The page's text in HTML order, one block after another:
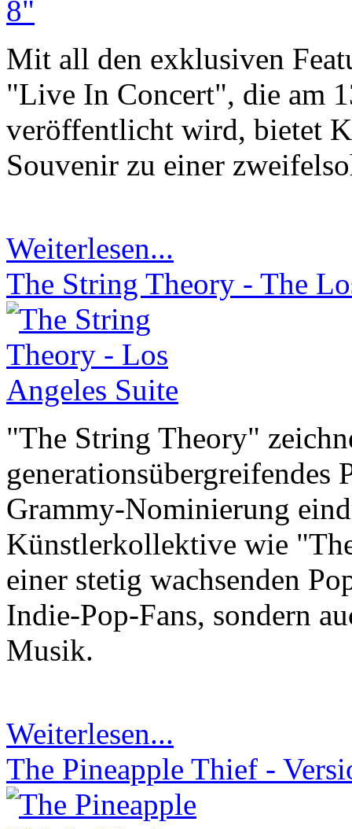
Mit all den exklusiven
"Live In Concert", die am
veröffentlicht wird, bietet
Souvenir zu einer
Weiterlesen...
The String Theory - The
"The String Theory"
Grammy-Nominierung
Künstlerkollektive wie
einer stetig wachsenden
Indie-Pop-Fans, sondern
Musik.
Weiterlesen...
The Pineapple Thief -